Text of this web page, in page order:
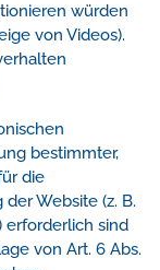
würden
von Videos).
bestimmter,
die
Website (z. B.
erforderlich sind
von Art. 6 Abs.